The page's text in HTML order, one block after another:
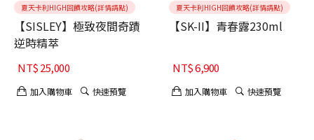
夏天卡利HIGH回饋攻略(詳情請點)
【SISLEY】極致夜間奇蹟
逆時精萃
NT$25,000
加入購物車 快速預覽
夏天卡利HIGH回饋攻略(詳情請點)
【SK-II】青春露230ml
NT$6,900
加入購物車 快速預覽